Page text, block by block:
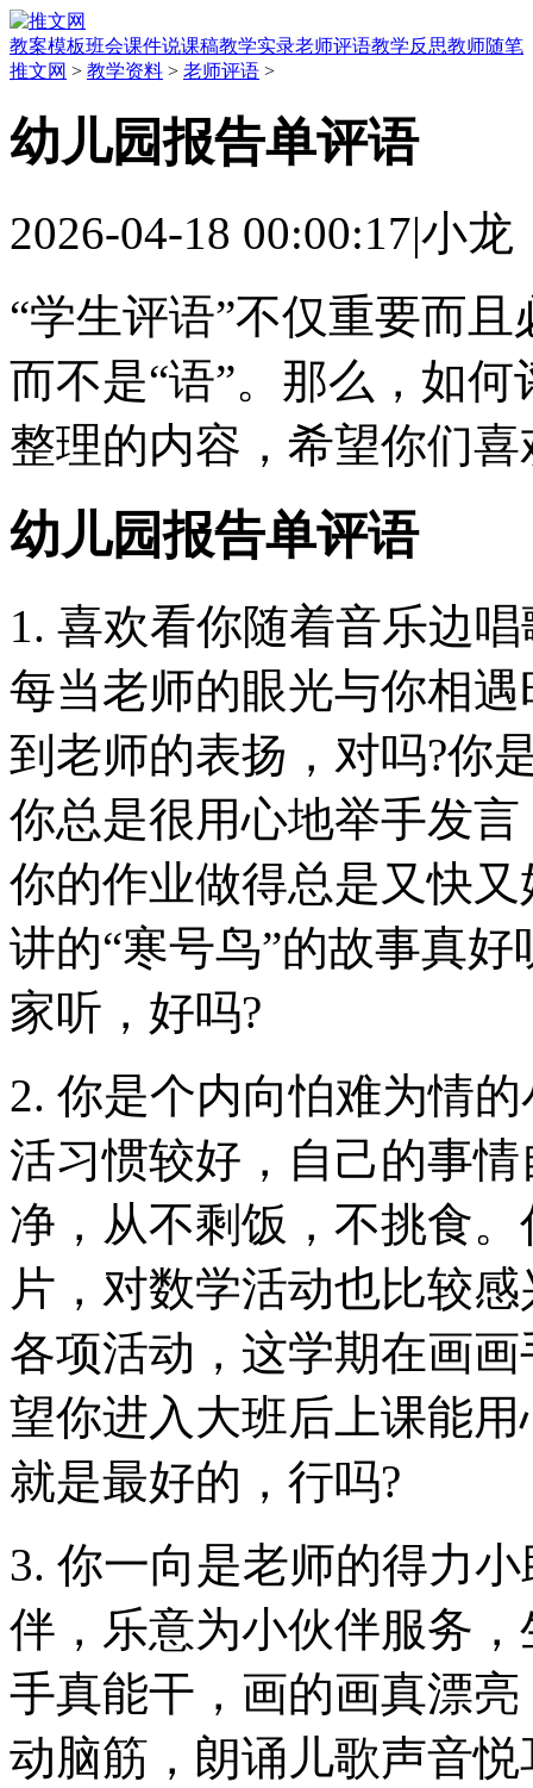
教案模板班会课件说课稿教学实录老师评语教学反思教师随笔
推文网 > 教学资料 > 老师评语 >
幼儿园报告单评语
2026-04-18 00:00:17|小龙
“学生评语”不仅重要而
而不是“语”。那么，如
整理的内容，希望你们喜
幼儿园报告单评语
1. 喜欢看你随着音乐边
每当老师的眼光与你相
到老师的表扬，对吗?你
你总是很用心地举手发
你的作业做得总是又快
讲的“寒号鸟”的故事真
家听，好吗?
2. 你是个内向怕难为情
活习惯较好，自己的事
净，从不剩饭，不挑食
片，对数学活动也比较
各项活动，这学期在画
望你进入大班后上课能
就是最好的，行吗?
3. 你一向是老师的得力
伴，乐意为小伙伴服务
手真能干，画的画真漂
动脑筋，朗诵儿歌声音